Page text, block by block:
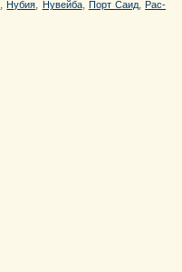
,Нубия, Нувейба, Порт Саид,Рас-